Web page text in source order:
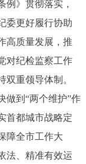
例》贯彻落实，
委更好履行协助
高质量发展，推
对纪检监察工作
重领导体制。
做到“两个维护”作
首都城市战略定
障全市工作大
法、精准有效运